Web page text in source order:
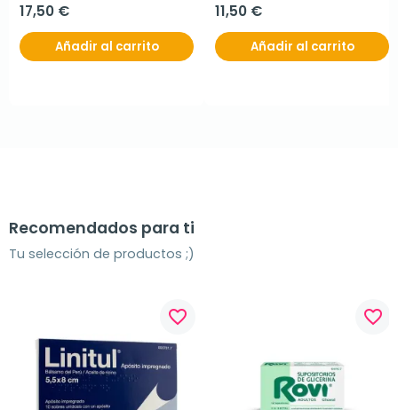
17,50 €
Añadir al carrito
11,50 €
Añadir al carrito
Recomendados para ti
Tu selección de productos ;)
favorite_border favorite_border